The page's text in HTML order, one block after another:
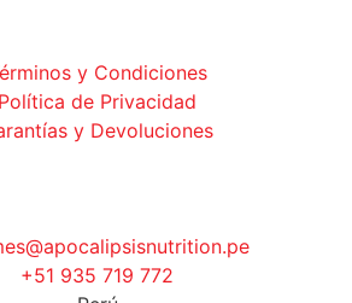
y Condiciones
Política de Privacidad
y Devoluciones
+51 935 719 772